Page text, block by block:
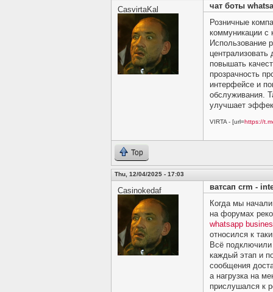
CasvirtaKal
чат боты
Розничные
коммуникации с
Использование
централизовать
повышать
прозрачность
интерфейсе и
обслуживания.
улучшает
VIRTA - [url=https://
Top
Thu, 12/04/2025 - 17:03
Casinokedaf
ватсап crm -
Когда мы
на форумах
whatsapp
относился к
Всё
каждый этап и
сообщения
а нагрузка на
прислушался к